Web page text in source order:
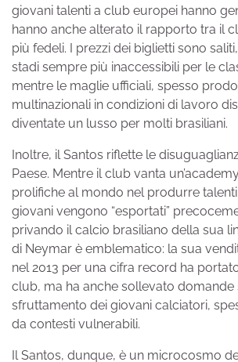
giovani talenti a club europei hanno
hanno anche alterato il rapporto tra il
più fedeli. I prezzi dei biglietti sono
stadi sempre più inaccessibili per le
mentre le maglie ufficiali, spesso
multinazionali in condizioni di lavoro
diventate un lusso per molti brasiliani.
Inoltre, il Santos riflette le
Paese. Mentre il club vanta
prolifiche al mondo nel produrre
giovani vengono “esportati”
privando il calcio brasiliano della sua
di Neymar è emblematico: la sua
nel 2013 per una cifra record ha
club, ma ha anche sollevato domande
sfruttamento dei giovani calciatori,
da contesti vulnerabili.
Il Santos, dunque, è un microcosmo